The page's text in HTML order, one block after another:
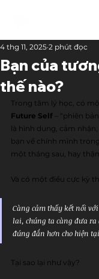
Bạn của
thế nào?
4 thg 11, 2025 2 phút đọc
Trong tâm lý học, có
Future Self – “phiên
là hình dung, cảm
bạn về chính mình
một tháng sau, hay
Và có một điều cực kỳ
Càng cảm thấy kết nối
lai, chúng ta càng đưa
đúng đắn hơn cho hiện
Tại sao lại như vậy?